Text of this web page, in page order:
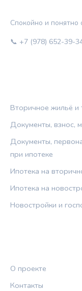
Спокойно и понятно
📞 +7 (978) 652-39-
Вторичное жильё и
Документы, взнос,
Документы,
при ипотеке
Ипотека на
Ипотека на
Новостройки и
О проекте
Контакты